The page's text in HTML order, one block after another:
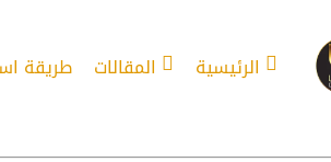
الرئيسية المقالات طريقة
أفعال تركية مهمة وشائعة